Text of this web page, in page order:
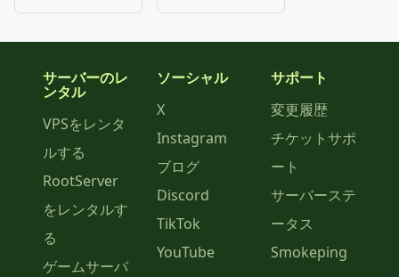
サーバーのレ
ンタル
VPSをレンタ
ルする
RootServer
をレンタルす
る
ゲームサーバ
ソーシャル
X
Instagram
ブログ
Discord
TikTok
YouTube
サポート
変更履歴
チケットサポ
ート
サーバーステ
ータス
Smokeping